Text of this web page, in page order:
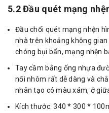
5.2 Đầu quét mạng
Đầu chổi quét mạng nhện
nhà trên khoảng không
chóng bụi bẩn, mạng nhện
Tay cầm bằng ống nhựa
nối nhôm rất dễ dàng và
nhân tạo có màu xám, ở
Kích thước: 340 * 300 *